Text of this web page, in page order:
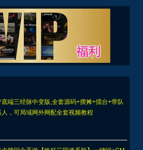
底端三经脉中变版,全套源码+摆摊+擂台+带队
人，可局域网外网配全套视频教程